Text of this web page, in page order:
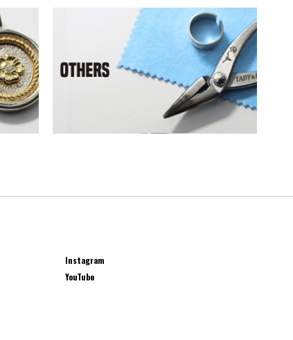
Instagram
YouTube